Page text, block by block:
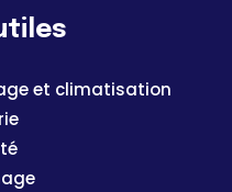
et climatisation